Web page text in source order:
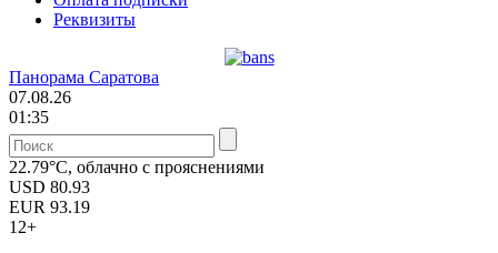
Реквизиты
Панорама Саратова
07.08.26
01:35
22.79°C, облачно с прояснениями
USD 80.93
EUR 93.19
12+